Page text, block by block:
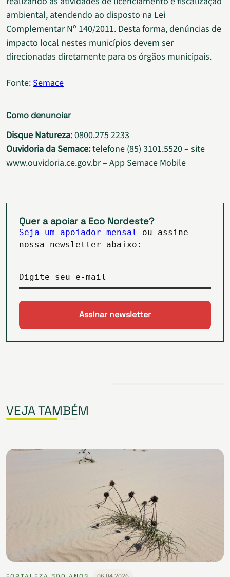
ambiental, atendendo ao disposto na Lei
Complementar Nº 140/2011. Desta forma, denúncias de
impacto local nestes municípios devem ser
direcionadas diretamente para os órgãos municipais.
Fonte: Semace
Como denunciar
Disque Natureza:0800.275 2233
Ouvidoria da Semace:telefone (85) 3101.5520 – site
www.ouvidoria.ce.gov.br – App Semace Mobile
Quer a apoiar a Eco Nordeste?
Seja um apoiador mensal
ou assine
nossa newsletter abaixo:
Digite seu e-mail
VEJA TAMBÉM